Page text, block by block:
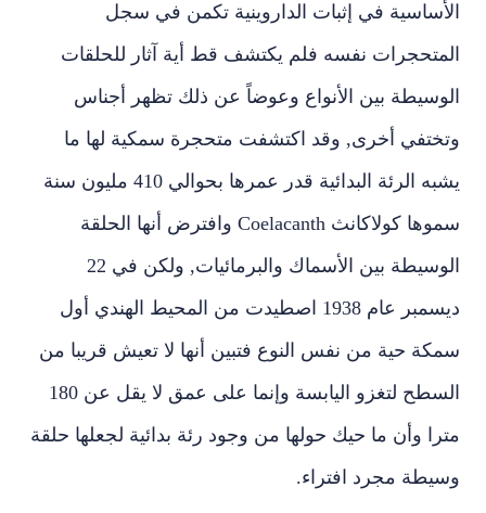
الأساسية في إثبات الداروينية تكمن في سجل
المتحجرات نفسه فلم يكتشف قط أية آثار للحلقات
الوسيطة بين الأنواع وعوضاً عن ذلك تظهر أجناس
وتختفي أخرى, وقد اكتشفت متحجرة سمكية لها ما
يشبه الرئة البدائية قدر عمرها بحوالي 410 مليون سنة
سموها كولاكانث Coelacanth وافترض أنها الحلقة
الوسيطة بين الأسماك والبرمائيات, ولكن في 22
ديسمبر عام 1938 اصطيدت من المحيط الهندي أول
سمكة حية من نفس النوع فتبين أنها لا تعيش قريبا من
السطح لتغزو اليابسة وإنما على عمق لا يقل عن 180
مترا وأن ما حيك حولها من وجود رئة بدائية لجعلها حلقة
وسيطة مجرد افتراء.